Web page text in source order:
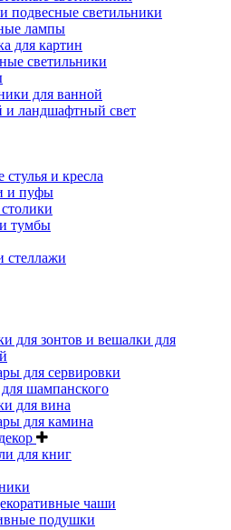
подвесные светильники
лампы
для картин
светильники
для ванной
и ландшафтный свет
и кресла
и пуфы
тумбы
для зонтов и вешалки для
для сервировки
шампанского
для вина
для камина
для книг
чаши
подушки